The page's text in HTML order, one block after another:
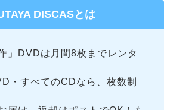
DISCASとは
」DVDは月間8枚までレンタ
・すべてのCDなら、枚数制